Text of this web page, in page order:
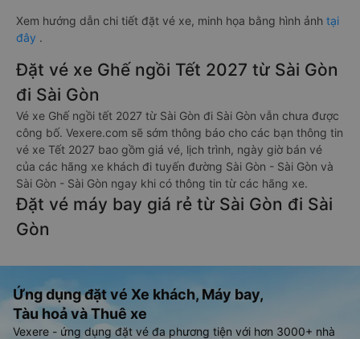
Xem hướng dẫn chi tiết đặt vé xe, minh họa bằng hình ảnh tại
đây .
Đặt vé xe Ghế ngồi Tết 2027 từ Sài Gòn
đi Sài Gòn
Vé xe Ghế ngồi tết 2027 từ Sài Gòn đi Sài Gòn vẫn chưa được
công bố. Vexere.com sẽ sớm thông báo cho các bạn thông tin
vé xe Tết 2027 bao gồm giá vé, lịch trình, ngày giờ bán vé
của các hãng xe khách đi tuyến đường Sài Gòn - Sài Gòn và
Sài Gòn - Sài Gòn ngay khi có thông tin từ các hãng xe.
Đặt vé máy bay giá rẻ từ Sài Gòn đi Sài
Gòn
Ứng dụng đặt vé Xe khách, Máy bay,
Tàu hoả và Thuê xe
Vexere - ứng dụng đặt vé đa phương tiện với hơn 3000+ nhà